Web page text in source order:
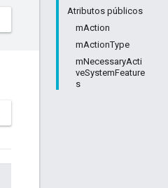
Atributos públicos
mAction
mActionType
mNecessaryActi
veSystemFeature
s